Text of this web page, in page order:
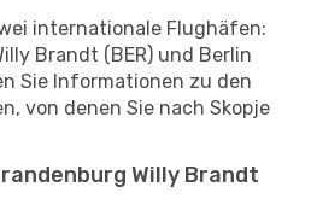
internationale Flughäfen:
Brandt (BER) und Berlin
Sie Informationen zu den
von denen Sie nach Skopje
Willy Brandt